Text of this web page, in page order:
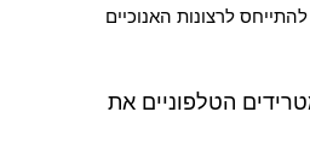
לרצונות האנוכיים
הטלפוניים את